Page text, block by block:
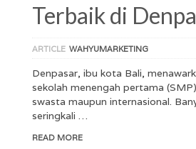
Terbaik di
ARTICLE WAHYUMARKETING
Denpasar, ibu kota Bali,
sekolah menengah pertama
swasta maupun internasional.
seringkali …
READ MORE